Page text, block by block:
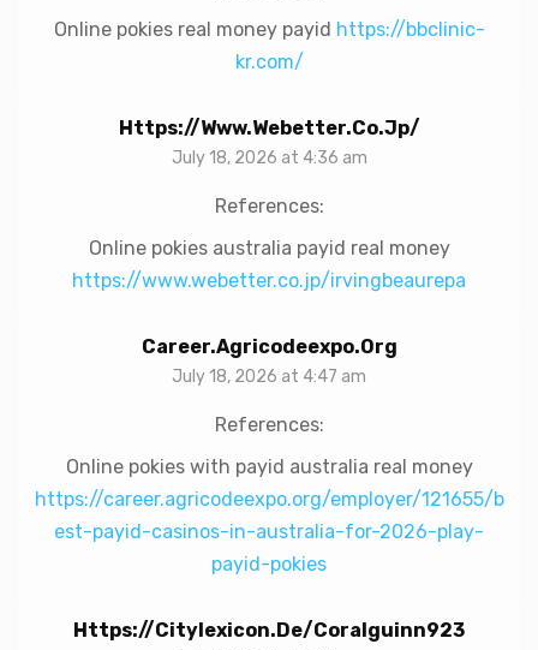
Online pokies real money payid https://bbclinic-
kr.com/
Https://www.webetter.co.jp/
July 18, 2026 at 4:36 am
References:
Online pokies australia payid real money
https://www.webetter.co.jp/irvingbeaurepa
Career.agricodeexpo.org
July 18, 2026 at 4:47 am
References:
Online pokies with payid australia real money
https://career.agricodeexpo.org/employer/121655/b
est-payid-casinos-in-australia-for-2026-play-
payid-pokies
Https://citylexicon.de/coralguinn923